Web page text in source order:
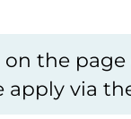
the
apply via